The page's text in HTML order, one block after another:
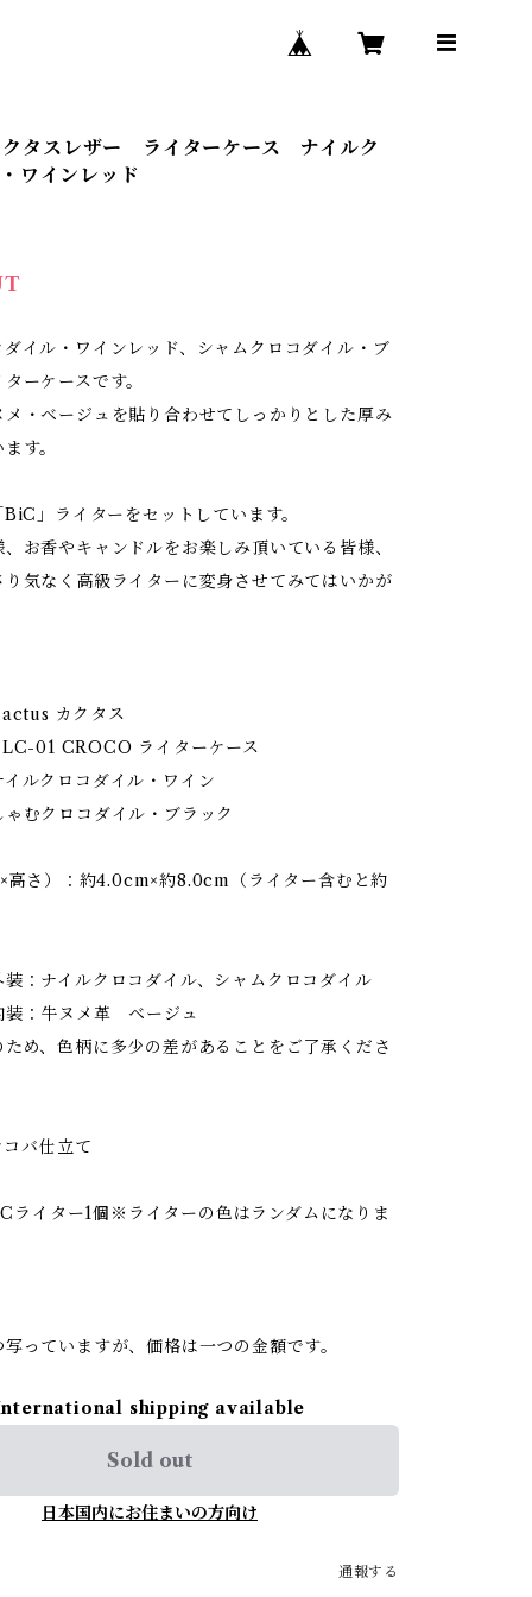
タスレザー ライターケース ナイルク
ワインレッド
イル・ワインレッド、シャムクロコダイル・ブ
ーケースです。
・ベージュを貼り合わせてしっかりとした厚み
す。
」ライターをセットしています。
お香やキャンドルをお楽しみ頂いている皆様、
気なく高級ライターに変身させてみてはいかが
カクタス
01 CROCO ライターケース
コダイル・ワイン
コダイル・ブラック
高さ）：約4.0cm×約8.0cm（ライター含むと約
ナイルクロコダイル、シャムクロコダイル
メ革 ベージュ
め、色柄に多少の差があることをご了承くださ
バ仕立て
ライター1個※ライターの色はランダムになりま
っていますが、価格は一つの金額です。
shipping available
Sold out
日本国内にお住まいの方向け
通報する